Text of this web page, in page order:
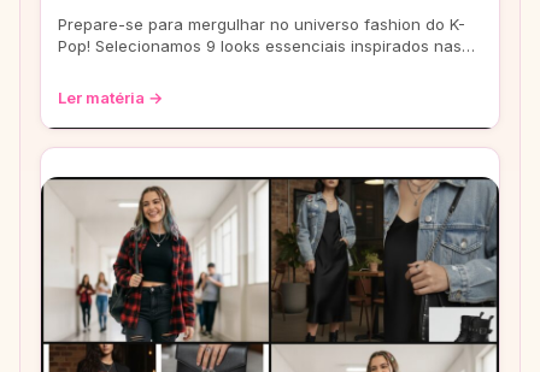
Prepare-se para mergulhar no universo fashion do K-
Pop! Selecionamos 9 looks essenciais inspirados nas
Ler matéria →